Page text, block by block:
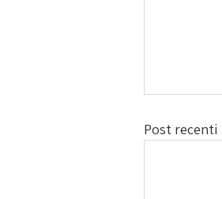
Post recenti